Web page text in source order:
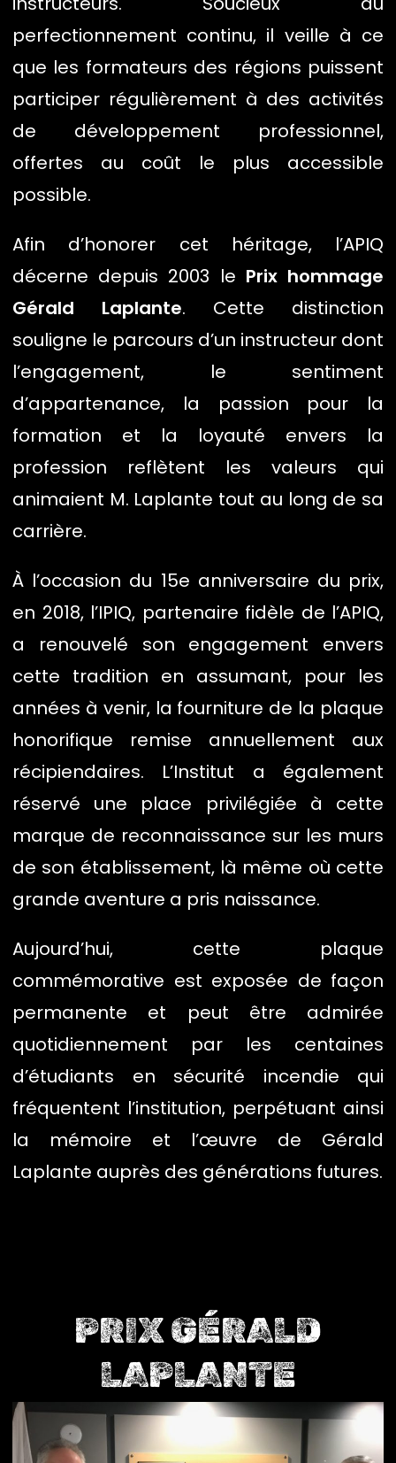
perfectionnement continu, il veille à ce
que les formateurs des régions puissent
participer régulièrement à des activités
de développement professionnel,
offertes au coût le plus accessible
possible.
Afin d’honorer cet héritage, l’APIQ
décerne depuis 2003 le Prix hommage
Gérald Laplante. Cette distinction
souligne le parcours d’un instructeur dont
l’engagement, le sentiment
d’appartenance, la passion pour la
formation et la loyauté envers la
profession reflètent les valeurs qui
animaient M. Laplante tout au long de sa
carrière.
À l’occasion du 15e anniversaire du prix,
en 2018, l’IPIQ, partenaire fidèle de l’APIQ,
a renouvelé son engagement envers
cette tradition en assumant, pour les
années à venir, la fourniture de la plaque
honorifique remise annuellement aux
récipiendaires. L’Institut a également
réservé une place privilégiée à cette
marque de reconnaissance sur les murs
de son établissement, là même où cette
grande aventure a pris naissance.
Aujourd’hui, cette plaque
commémorative est exposée de façon
permanente et peut être admirée
quotidiennement par les centaines
d’étudiants en sécurité incendie qui
fréquentent l’institution, perpétuant ainsi
la mémoire et l’œuvre de Gérald
Laplante auprès des générations futures.
PRIX GÉRALD
LAPLANTE